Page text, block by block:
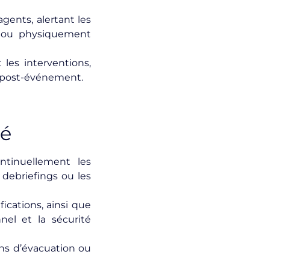
alertant les
physiquement
les interventions,
événement.
les
ou les
ainsi que
et la sécurité
d’évacuation ou